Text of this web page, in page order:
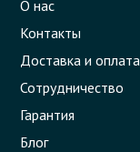
О нас
Контакты
Доставка и оплата
Сотрудничество
Гарантия
Блог